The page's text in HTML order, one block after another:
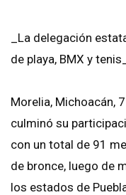
_La delegación
de playa, BMX y tenis_
Morelia, Michoacán,
culminó su
con un total de 91
de bronce, luego de
los estados de